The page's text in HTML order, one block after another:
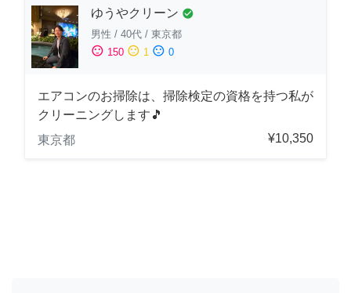
ゆうやクリーン check_circle
男性 / 40代 / 東京都
sentiment_satisfied 150 sentiment_neutral 1 sentiment_dissatisfied 0
エアコンのお掃除は、掃除検定の資格を持つ私が
クリーニングします🎵
東京都
¥10,350